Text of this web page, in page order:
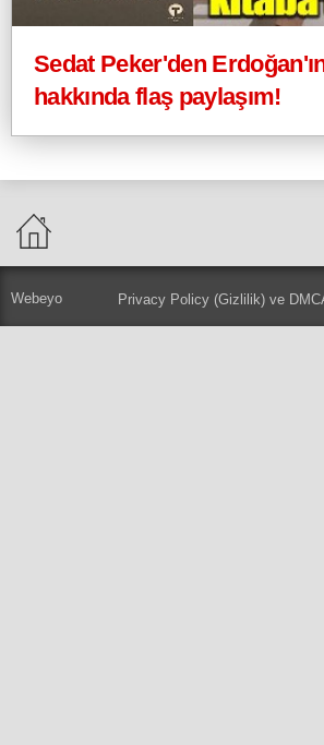
Sedat Peker'den
hakkında flaş paylaşım!
Webeyo Privacy Policy (Gizlilik) ve